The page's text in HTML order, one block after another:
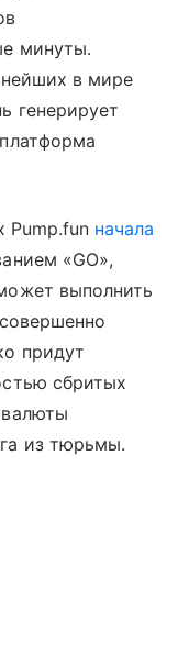
минуты.
в мире
генерирует
Pump.fun начала
«GO»,
выполнить
придут
сбритых
из тюрьмы.